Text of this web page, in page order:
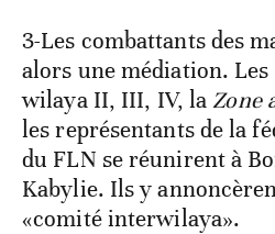
3-Les combattants des
alors une médiation.
wilaya II, III, IV, la Zone
les représentants de la
du FLN se réunirent à
Kabylie. Ils y
«comité interwilaya».